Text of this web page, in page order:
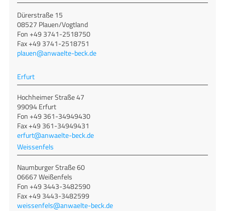
Dürerstraße 15
08527 Plauen/Vogtland
Fon +49 3741-2518750
Fax +49 3741-2518751
plauen@anwaelte-beck.de
Erfurt
Hochheimer Straße 47
99094 Erfurt
Fon +49 361-34949430
Fax +49 361-34949431
erfurt@anwaelte-beck.de
Weissenfels
Naumburger Straße 60
06667 Weißenfels
Fon +49 3443-3482590
Fax +49 3443-3482599
weissenfels@anwaelte-beck.de